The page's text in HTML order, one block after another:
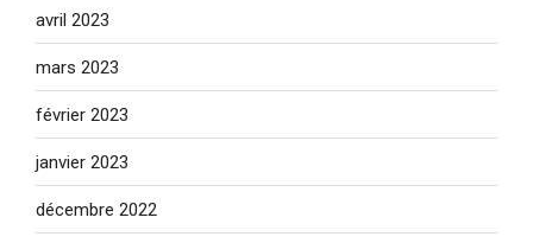
avril 2023
mars 2023
février 2023
janvier 2023
décembre 2022